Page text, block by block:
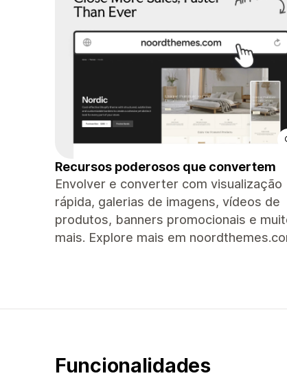
Recursos poderosos que convertem
Envolver e converter com visualização
rápida, galerias de imagens, vídeos de
produtos, banners promocionais e
mais. Explore mais em
Funcionalidades